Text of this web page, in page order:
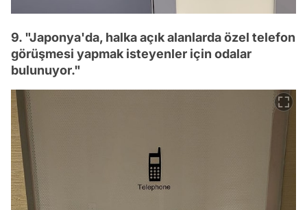
9. "Japonya'da, halka açık alanlarda özel telefon
görüşmesi yapmak isteyenler için odalar
bulunuyor."